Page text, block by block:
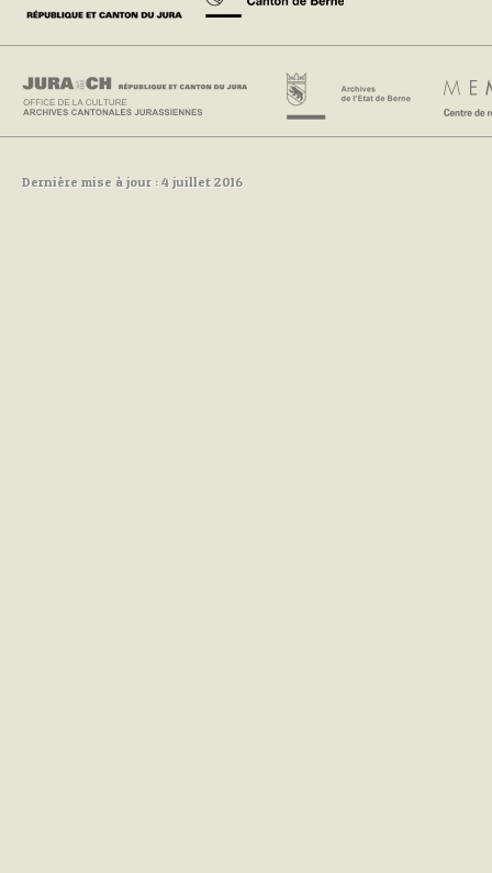
Dernière mise à jour : 4 juillet 2016